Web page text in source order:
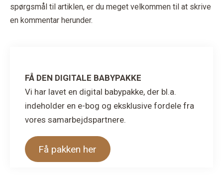
spørgsmål til artiklen, er du meget velkommen til at skrive
en kommentar herunder.
FÅ DEN DIGITALE BABYPAKKE
Vi har lavet en digital babypakke, der bl.a.
indeholder en e-bog og eksklusive fordele fra
vores samarbejdspartnere.
Få pakken her